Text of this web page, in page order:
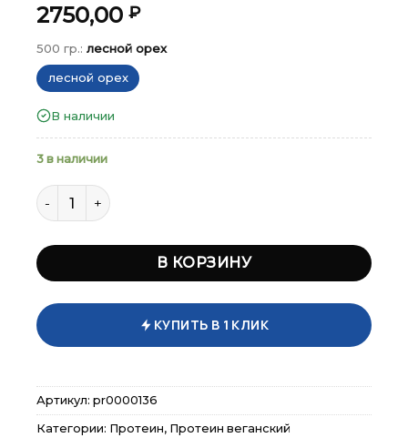
2750,00 ₽
500 гр.: лесной орех
лесной орех
В наличии
500 гр.
3 в наличии
Количество товара Biotech Vegan Protein 500 гр
В КОРЗИНУ
КУПИТЬ В 1 КЛИК
Артикул: pr0000136
Категории: Протеин, Протеин веганский